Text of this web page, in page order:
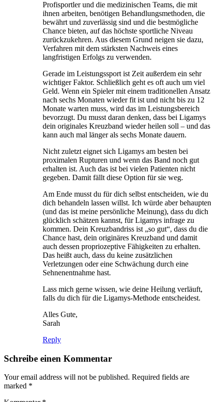
Profisportler und die medizinischen Teams, die mit
ihnen arbeiten, benötigen Behandlungsmethoden, die
bewährt und zuverlässig sind und die bestmögliche
Chance bieten, auf das höchste sportliche Niveau
zurückzukehren. Aus diesem Grund neigen sie dazu,
Verfahren mit dem stärksten Nachweis eines
langfristigen Erfolgs zu verwenden.
Gerade im Leistungssport ist Zeit außerdem ein sehr
wichtiger Faktor. Schließlich geht es oft auch um viel
Geld. Wenn ein Spieler mit einem traditionellen Ansatz
nach sechs Monaten wieder fit ist und nicht bis zu 12
Monate warten muss, wird das im Leistungsbereich
bevorzugt. Du musst daran denken, dass bei Ligamys
dein originales Kreuzband wieder heilen soll – und das
kann auch mal länger als sechs Monate dauern.
Nicht zuletzt eignet sich Ligamys am besten bei
proximalen Rupturen und wenn das Band noch gut
erhalten ist. Auch das ist bei vielen Patienten nicht
gegeben. Damit fällt diese Option für sie weg.
Am Ende musst du für dich selbst entscheiden, wie du
dich behandeln lassen willst. Ich würde aber behaupten
(und das ist meine persönliche Meinung), dass du dich
glücklich schätzen kannst, für Ligamys infrage zu
kommen. Dein Kreuzbandriss ist „so gut“, dass du die
Chance hast, dein originäres Kreuzband und damit
auch dessen propriozeptive Fähigkeiten zu erhalten.
Das heißt auch, dass du keine zusätzlichen
Verletzungen oder eine Schwächung durch eine
Sehnenentnahme hast.
Lass mich gerne wissen, wie deine Heilung verläuft,
falls du dich für die Ligamys-Methode entscheidest.
Alles Gute,
Sarah
Reply
Schreibe einen Kommentar
Your email address will not be published. Required fields are
marked *